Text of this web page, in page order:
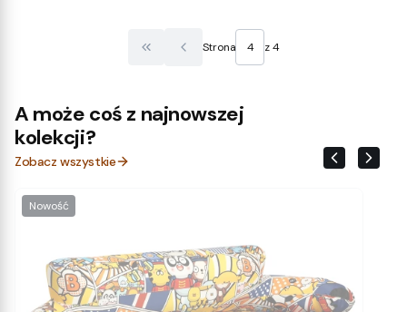
Wróć do pierwszej strony z produktami
Strona z 4
A może coś z najnowszej
kolekcji?
Zobacz wszystkie
Nowość